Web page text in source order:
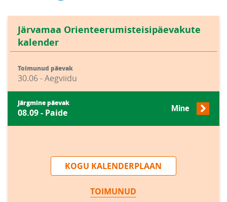
Järvamaa Orienteerumisteisipäevakute
kalender
Toimunud päevak
30.06 - Aegviidu
Järgmine päevak
08.09 - Paide Mine
KOGU KALENDERPLAAN
TOIMUNUD